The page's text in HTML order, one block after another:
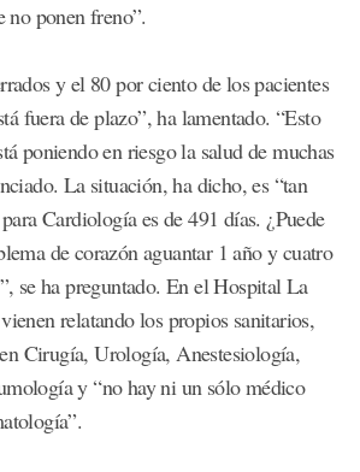
no ponen freno”.
y el 80 por ciento de los pacientes
fuera de plazo”, ha lamentado. “Esto
poniendo en riesgo la salud de muchas
La situación, ha dicho, es “tan
Cardiología es de 491 días. ¿Puede
de corazón aguantar 1 año y cuatro
se ha preguntado. En el Hospital La
relatando los propios sanitarios,
Cirugía, Urología, Anestesiología,
y “no hay ni un sólo médico